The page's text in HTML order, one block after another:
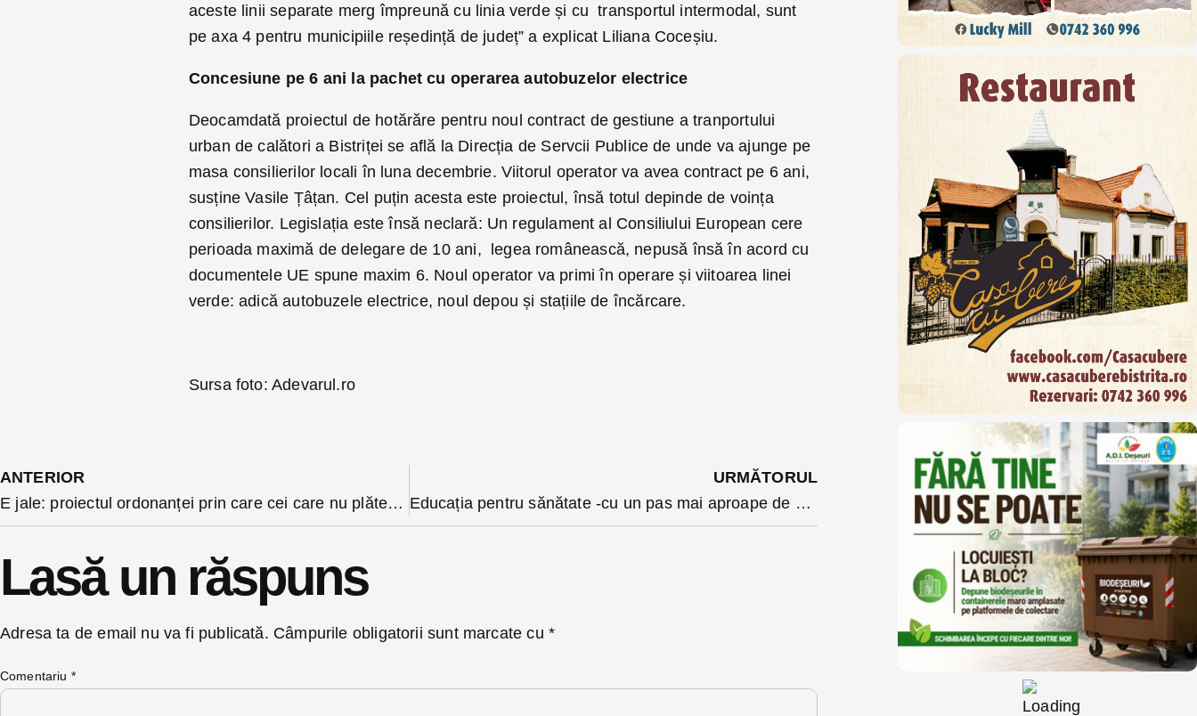
aceste linii separate merg împreună cu linia verde și cu transportul intermodal, sunt
pe axa 4 pentru municipiile reședință de județ” a explicat Liliana Coceșiu.
Concesiune pe 6 ani la pachet cu operarea autobuzelor electrice
Deocamdată proiectul de hotărăre pentru noul contract de gestiune a tranportului
urban de calători a Bistriței se află la Direcția de Servcii Publice de unde va ajunge pe
masa consilierilor locali în luna decembrie. Viitorul operator va avea contract pe 6 ani,
susține Vasile Țâțan. Cel puțin acesta este proiectul, însă totul depinde de voința
consilierilor. Legislația este însă neclară: Un regulament al Consiliului European cere
perioada maximă de delegare de 10 ani, legea românească, nepusă însă în acord cu
documentele UE spune maxim 6. Noul operator va primi în operare și viitoarea linei
verde: adică autobuzele electrice, noul depou și stațiile de încărcare.
Sursa foto: Adevarul.ro
ANTERIOR
E jale: proiectul ordonanței prin care cei care nu plătesc contribuțiile fiscale riscă pușcăria a fost publicat
URMĂTORUL
Educația pentru sănătate -cu un pas mai aproape de programa școlară
Lasă un răspuns
Adresa ta de email nu va fi publicată. Câmpurile obligatorii sunt marcate cu *
Comentariu *